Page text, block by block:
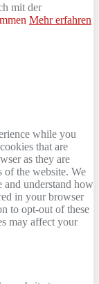
mit der
Mehr erfahren
while you
that are
as they are
of the website. We
and understand how
in your browser
to opt-out of these
may affect your